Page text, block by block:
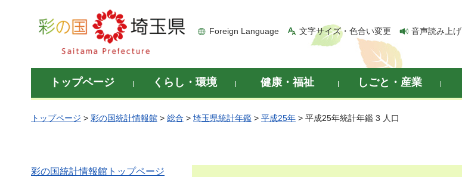
彩の国 埼玉県
Foreign Language 文字サイズ・色合い変更 音声読み上げ
トップページ くらし・環境 健康・福祉 しごと・産業
トップページ > 彩の国統計情報館 > 総合 > 埼玉県統計年鑑 > 平成25年 > 平成25年統計年鑑 3 人口
彩の国統計情報館トップページ